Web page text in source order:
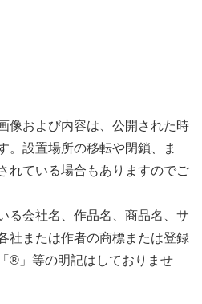
像および内容は、公開された時
。設置場所の移転や閉鎖、ま
れている場合もありますのでご
る会社名、作品名、商品名、サ
社または作者の商標または登録
®」等の明記はしておりませ